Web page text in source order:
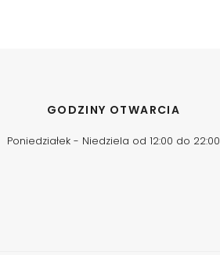
GODZINY OTWARCIA
Poniedziałek - Niedziela od 12:00 do 22:00